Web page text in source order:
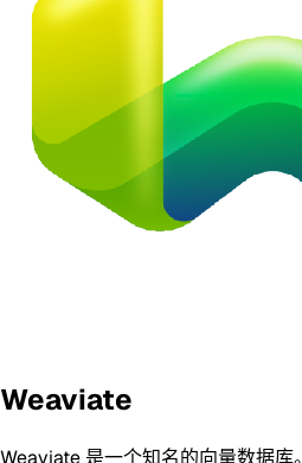
Weaviate
Weaviate 是一个知名的向量数据库。